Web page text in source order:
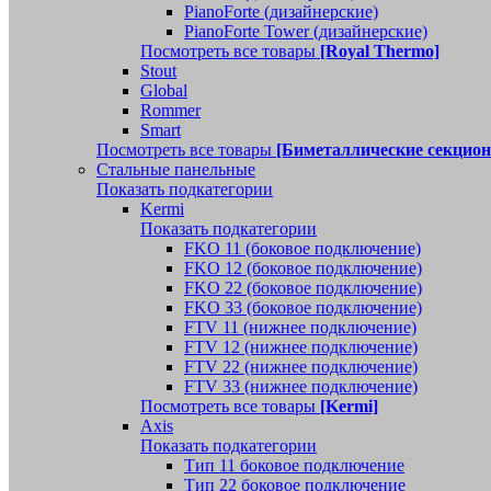
PianoForte (дизайнерские)
PianoForte Tower (дизайнерские)
Посмотреть все товары [Royal Thermo]
Stout
Global
Rommer
Smart
Посмотреть все товары [Биметаллические
Стальные панельные
Показать подкатегории
Kermi
Показать подкатегории
FKO 11 (боковое подключение)
FKO 12 (боковое подключение)
FKO 22 (боковое подключение)
FKO 33 (боковое подключение)
FTV 11 (нижнее подключение)
FTV 12 (нижнее подключение)
FTV 22 (нижнее подключение)
FTV 33 (нижнее подключение)
Посмотреть все товары [Kermi]
Axis
Показать подкатегории
Тип 11 боковое подключение
Тип 22 боковое подключение